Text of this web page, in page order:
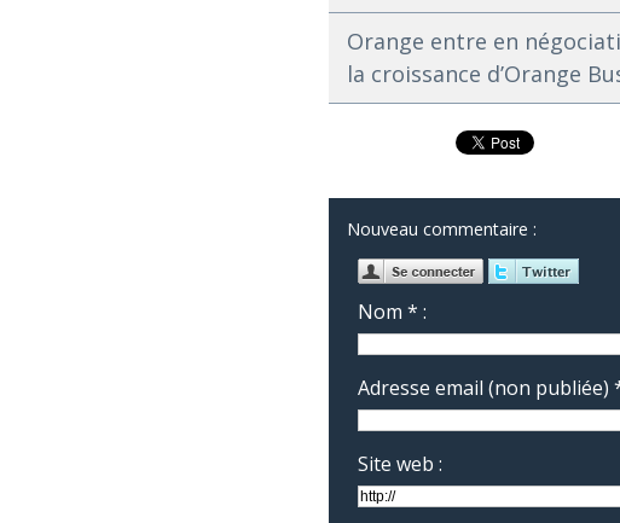
Orange entre en
la croissance d’Orange
Nouveau commentaire :
Nom * :
Adresse email (non publiée)
Site web :